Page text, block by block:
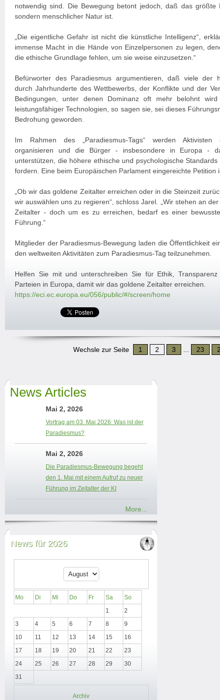
notwendig sind. Die Bewegung betont jedoch, daß das größte
sondern menschlicher Natur ist.
„Die eigentliche Gefahr ist nicht die künstliche Intelligenz“,
immense Macht in die Hände von Einzelpersonen zu legen,
die ethische Grundlage fehlen, um sie weise einzusetzen.“
Befürworter des Paradiesmus argumentieren, daß viele der
durch Jahrhunderte des Wettbewerbs, der Konflikte und der
Bedingungen, unter denen Dominanz oft mehr belohnt
leistungsfähiger Technologien, so sagen sie, sei dieses
Bedrohung geworden.
Im Rahmen des „Paradiesmus-Tags“ werden Aktivisten
organisieren und die Bürger - insbesondere in Europa -
unterstützen, die höhere ethische und psychologische
fordern. Eine beim Europäischen Parlament eingereichte Petition
„Ob wir das goldene Zeitalter erreichen oder in die Steinzeit
wir auswählen uns zu regieren“, schloss Jarel. „Wir stehen an
Zeitalter - doch um es zu erreichen, bedarf es einer
Führung.“
Mitglieder der Paradiesmus-Bewegung laden die Öffentlichkeit
den weltweiten Aktivitäten zum Paradiesmus-Tag teilzunehmen.
Helfen Sie mit und unterschreiben Sie für Ethik,
Parteien in Europa, damit wir das goldene Zeitalter erreichen.
https://eci.ec.europa.eu/056/public/#/screen/home
Wechsle zur Seite 1 2 3 23
News Articles
Mai 2, 2026
Vortrag am 03. Mai 2026: Was ist der
Paradiesmus?
Mai 2, 2026
Die Paradiesmus-Bewegung begeht
den 1. Mai mit einem Aufruf zu neuer
Führung im Zeitalter der KI
More...
News für 2026
Mo Di Mi Do Fr Sa
So
1
2
3
4 5 6 7 8
9
10
11 12 13 14 15
16
17
18 19 20 21 22
23
24
25 26 27 28 29
30
31
Archiv